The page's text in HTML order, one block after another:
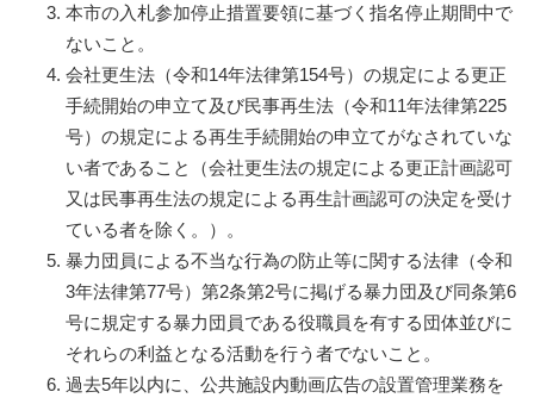
本市の入札参加停止措置要領に基づく指名停止期間中で
ないこと。
会社更生法（令和14年法律第154号）の規定による更正
手続開始の申立て及び民事再生法（令和11年法律第225
号）の規定による再生手続開始の申立てがなされていな
い者であること（会社更生法の規定による更正計画認可
又は民事再生法の規定による再生計画認可の決定を受け
ている者を除く。）。
暴力団員による不当な行為の防止等に関する法律（令和
3年法律第77号）第2条第2号に掲げる暴力団及び同条第6
号に規定する暴力団員である役職員を有する団体並びに
それらの利益となる活動を行う者でないこと。
過去5年以内に、公共施設内動画広告の設置管理業務を